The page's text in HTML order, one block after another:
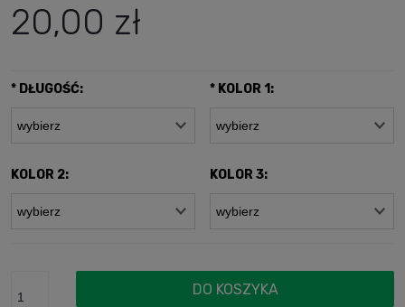
20,00 zł
* DŁUGOŚĆ: * KOLOR 1:
KOLOR 2: KOLOR 3:
DO KOSZYKA